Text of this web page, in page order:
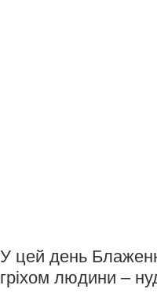
У цей день
гріхом людини –